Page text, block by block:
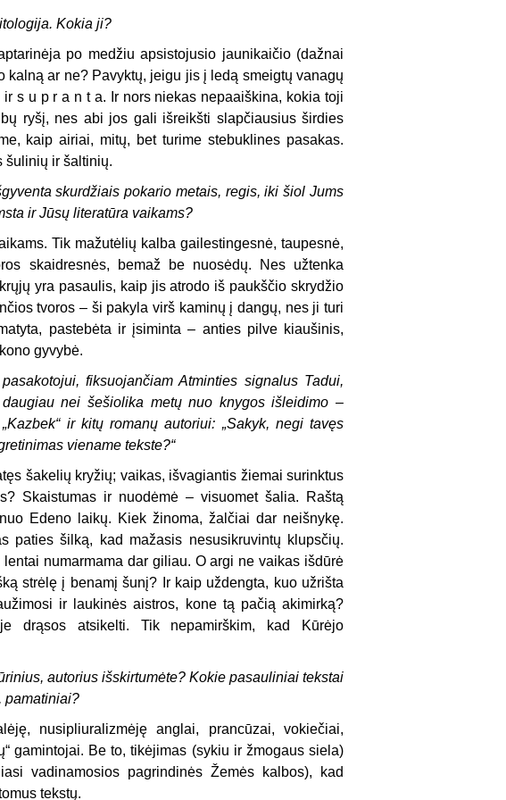
Kokia ji?
po medžiu apsistojusio jaunikaičio (dažnai
ar ne? Pavyktų, jeigu jis į ledą smeigtų vanagų
s u p r a n t a. Ir nors niekas nepaaiškina, kokia toji
ryšį, nes abi jos gali išreikšti slapčiausius širdies
kaip airiai, mitų, bet turime stebuklines pasakas.
šulinių ir šaltinių.
skurdžiais pokario metais, regis, iki šiol Jums
ir Jūsų literatūra vaikams?
Tik mažutėlių kalba gailestingesnė, taupesnė,
skaidresnės, bemaž be nuosėdų. Nes užtenka
yra pasaulis, kaip jis atrodo iš paukščio skrydžio
tvoros – ši pakyla virš kaminų į dangų, nes ji turi
pastebėta ir įsiminta – anties pilve kiaušinis,
gyvybė.
fiksuojančiam Atminties signalus Tadui,
nei šešiolika metų nuo knygos išleidimo –
ir kitų romanų autoriui: „Sakyk, negi tavęs
viename tekste?“
šakelių kryžių; vaikas, išvagiantis žiemai surinktus
Skaistumas ir nuodėmė – visuomet šalia. Raštą
Edeno laikų. Kiek žinoma, žalčiai dar neišnykę.
paties šilką, kad mažasis nesusikruvintų klupsčių.
numarmama dar giliau. O argi ne vaikas išdūrė
strėlę į benamį šunį? Ir kaip uždengta, kuo užrišta
ir laukinės aistros, kone tą pačią akimirką?
drąsos atsikelti. Tik nepamirškim, kad Kūrėjo
autorius išskirtumėte? Kokie pasauliniai tekstai
pamatiniai?
nusipliuralizmėję anglai, prancūzai, vokiečiai,
gamintojai. Be to, tikėjimas (sykiu ir žmogaus siela)
vadinamosios pagrindinės Žemės kalbos), kad
tekstų.